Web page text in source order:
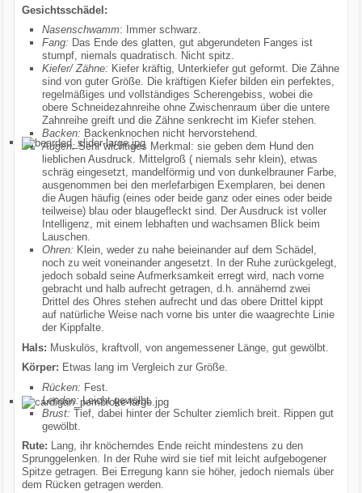
Gesichtsschädel:
Nasenschwamm: Immer schwarz.
Fang: Das Ende des glatten, gut abgerundeten Fanges ist
stumpf, niemals quadratisch. Nicht spitz.
Kiefer/ Zähne: Kiefer kräftig, Unterkiefer gut geformt. Die Zähne
sind von guter Größe. Die kräftigen Kiefer bilden ein perfektes,
regelmäßiges und vollständiges Scherengebiss, wobei die
obere Schneidezahnreihe ohne Zwischenraum über die untere
Zahnreihe greift und die Zähne senkrecht im Kiefer stehen.
Backen: Backenknochen nicht hervorstehend.
Augen:Sehr wichtiges Merkmal: sie geben dem Hund den
lieblichen Ausdruck. Mittelgroß ( niemals sehr klein), etwas
schräg eingesetzt, mandelförmig und von dunkelbrauner Farbe,
ausgenommen bei den merlefarbigen Exemplaren, bei denen
die Augen häufig (eines oder beide ganz oder eines oder beide
teilweise) blau oder blaugefleckt sind. Der Ausdruck ist voller
Intelligenz, mit einem lebhaften und wachsamen Blick beim
Lauschen.
Ohren: Klein, weder zu nahe beieinander auf dem Schädel,
noch zu weit voneinander angesetzt. In der Ruhe zurückgelegt,
jedoch sobald seine Aufmerksamkeit erregt wird, nach vorne
gebracht und halb aufrecht getragen, d.h. annähernd zwei
Drittel des Ohres stehen aufrecht und das obere Drittel kippt
auf natürliche Weise nach vorne bis unter die waagrechte Linie
der Kippfalte.
Hals: Muskulös, kraftvoll, von angemessener Länge, gut gewölbt.
Körper: Etwas lang im Vergleich zur Größe.
Rücken: Fest.
Lenden:Leicht gewölbt.
Brust: Tief, dabei hinter der Schulter ziemlich breit. Rippen gut
gewölbt.
Rute: Lang, ihr knöcherndes Ende reicht mindestens zu den
Sprunggelenken. In der Ruhe wird sie tief mit leicht aufgebogener
Spitze getragen. Bei Erregung kann sie höher, jedoch niemals über
dem Rücken getragen werden.